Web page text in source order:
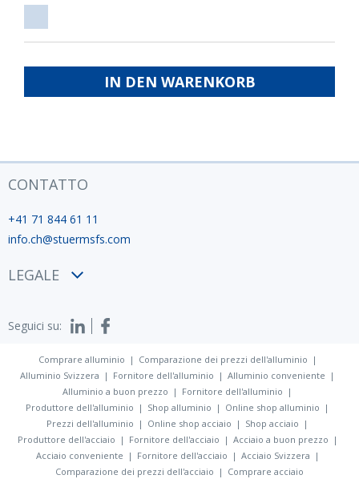
di
fabbrica
IN DEN WARENKORB
CONTATTO
+41 71 844 61 11
info.ch@stuermsfs.com
LEGALE
Privacy policy
Seguici su:
Comprare alluminio
Comparazione dei prezzi dell'alluminio
Alluminio Svizzera
Fornitore dell'alluminio
Alluminio conveniente
Alluminio a buon prezzo
Fornitore dell'alluminio
Produttore dell'alluminio
Shop alluminio
Online shop alluminio
Prezzi dell'alluminio
Online shop acciaio
Shop acciaio
Produttore dell'acciaio
Fornitore dell'acciaio
Acciaio a buon prezzo
Acciaio conveniente
Fornitore dell'acciaio
Acciaio Svizzera
Comparazione dei prezzi dell'acciaio
Comprare acciaio